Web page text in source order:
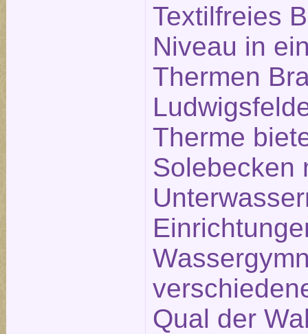
Textilfreies
Niveau in
Thermen
Therme
Solebecken
Qual der